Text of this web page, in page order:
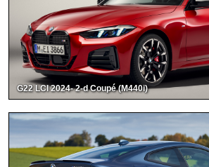
G22 LCI 2024- 2-d Coupé (M440i)